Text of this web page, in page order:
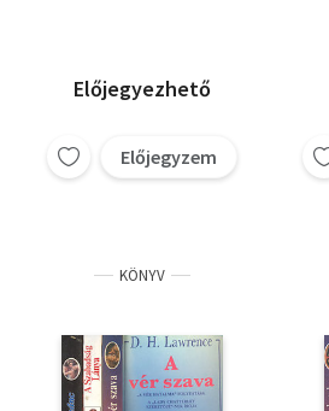
Előjegyezhető
Előjegyzem
KÖNYV